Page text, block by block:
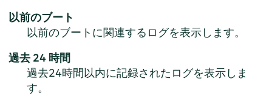
以前のブート
以前のブートに関連するログを表示します。
過去 24 時間
過去24時間以内に記録されたログを表示しま
す。